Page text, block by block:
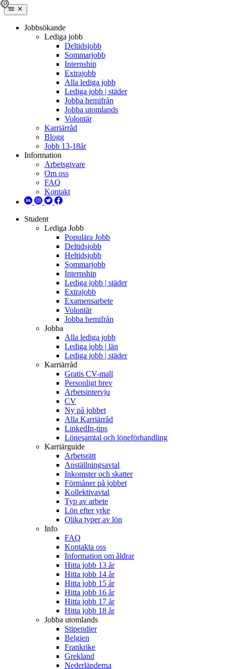
Jobbsökande
Lediga jobb
Deltidsjobb
Sommarjobb
Internship
Extrajobb
Alla lediga jobb
Lediga jobb | städer
Jobba hemifrån
Jobba utomlands
Volontär
Karriärråd
Blogg
Jobb 13-18år
Information
Arbetsgivare
Om oss
FAQ
Kontakt
Student
Lediga Jobb
Populära Jobb
Deltidsjobb
Heltidsjobb
Sommarjobb
Internship
Lediga jobb | städer
Extrajobb
Examensarbete
Volontär
Jobba hemifrån
Jobba
Alla lediga jobb
Lediga jobb | län
Lediga jobb | städer
Karriärråd
Gratis CV-mall
Personligt brev
Arbetsintervju
CV
Ny på jobbet
Alla Karriärråd
LinkedIn-tips
Lönesamtal och löneförhandling
Karriärguide
Arbetsrätt
Anställningsavtal
Inkomster och skatter
Förmåner på jobbet
Kollektivavtal
Typ av arbete
Lön efter yrke
Olika typer av lön
Info
FAQ
Kontakta oss
Information om åldrar
Hitta jobb 13 år
Hitta jobb 14 år
Hitta jobb 15 år
Hitta jobb 16 år
Hitta jobb 17 år
Hitta jobb 18 år
Jobba utomlands
Stipendier
Belgien
Frankrike
Grekland
Nederländerna